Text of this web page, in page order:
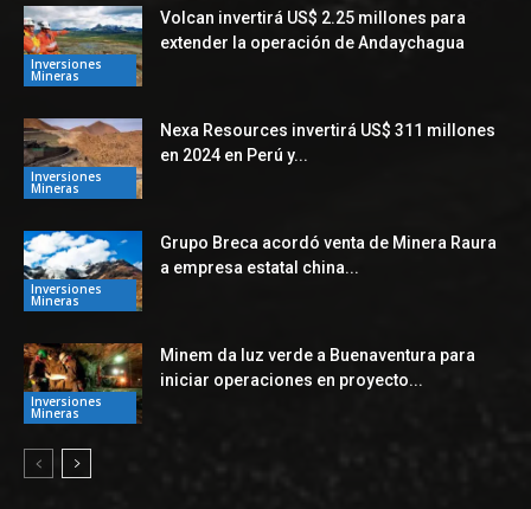
Inversiones
Mineras
Volcan invertirá US$ 2.25 millones para
extender la operación de Andaychagua
Inversiones
Mineras
Nexa Resources invertirá US$ 311 millones
en 2024 en Perú y...
Inversiones
Mineras
Grupo Breca acordó venta de Minera Raura
a empresa estatal china...
Inversiones
Mineras
Minem da luz verde a Buenaventura para
iniciar operaciones en proyecto...